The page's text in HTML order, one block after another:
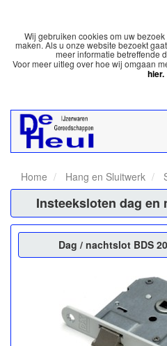
Wij gebruiken cookies om uw
maken. Als u onze website bezoekt
meer informatie betreffende
Voor meer uitleg over hoe wij omgaan
hier.
Home Hang en Sluitwerk
Insteeksloten dag
Dag / nachtslot BDS